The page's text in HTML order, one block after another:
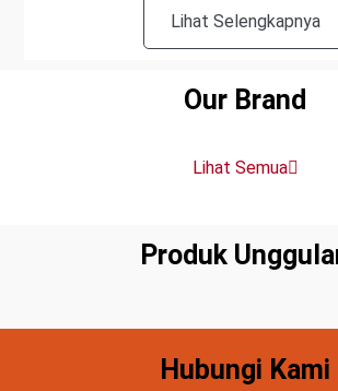
Lihat Selengkapnya
Our Brand
Lihat Semua
Produk
Hubungi Kami